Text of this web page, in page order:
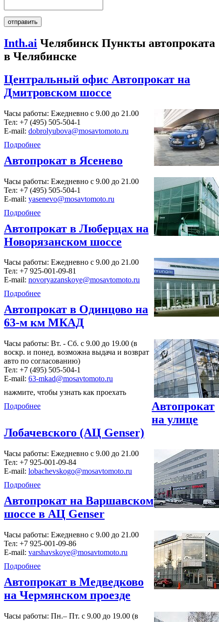
Inth.ai Челябинск Пункты автопроката
в Челябинске
Центральный офис Автопрокат на
Дмитровском шоссе
Часы работы: Ежедневно с 9.00 до 21.00
Тел: +7 (495) 505-504-1
E-mail: dobrolyubova@mosavtomoto.ru
Подробнее
Автопрокат в Ясенево
Часы работы: Ежедневно с 9.00 до 21.00
Тел: +7 (495) 505-504-1
E-mail: yasenevo@mosavtomoto.ru
Подробнее
Автопрокат в Люберцах на
Новорязанском шоссе
Часы работы: Ежедневно с 9.00 до 21.00
Тел: +7 925-001-09-81
E-mail: novoryazanskoye@mosavtomoto.ru
Подробнее
Автопрокат в Одинцово на
63-м км МКАД
Часы работы: Вт. - Сб. с 9.00 до 19.00 (в
воскр. и понед. возможна выдача и возврат
авто по согласованию)
Тел: +7 (495) 505-504-1
E-mail: 63-mkad@mosavtomoto.ru
нажмите, чтобы узнать как проехать
Подробнее
Автопрокат
на улице
Лобачевского (АЦ Genser)
Часы работы: Ежедневно с 9.00 до 21.00
Тел: +7 925-001-09-84
E-mail: lobachevskogo@mosavtomoto.ru
Подробнее
Автопрокат на Варшавском
шоссе в АЦ Genser
Часы работы: Ежедневно с 9.00 до 21.00
Тел: +7 925-001-09-86
E-mail: varshavskoye@mosavtomoto.ru
Подробнее
Автопрокат в Медведково
на Чермянском проезде
Часы работы: Пн.– Пт. с 9.00 до 19.00 (в